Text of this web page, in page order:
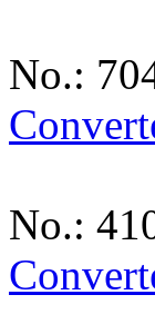
No.:
No.: